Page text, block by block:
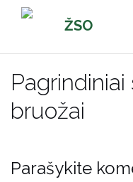
Pereiti
ŽSO
bruožai
Parašykite